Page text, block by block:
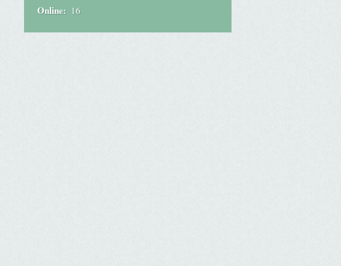
Online: 16